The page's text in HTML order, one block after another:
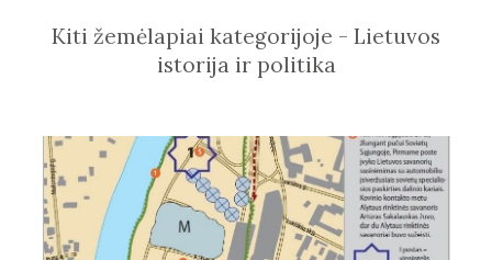
Kiti žemėlapiai kategorijoje - Lietuvos
istorija ir politika